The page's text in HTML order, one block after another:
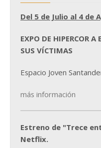
Del 5 de Julio al 4 de
EXPO DE HIPERCOR A
SUS VÍCTIMAS
Espacio Joven
más información
Estreno de "Trece
Netflix.